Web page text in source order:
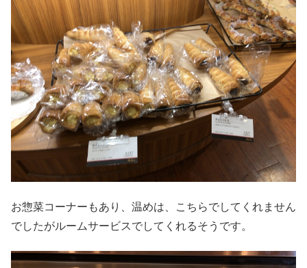
お惣菜コーナーもあり、温めは、こちらでしてくれません
でしたがルームサービスでしてくれるそうです。